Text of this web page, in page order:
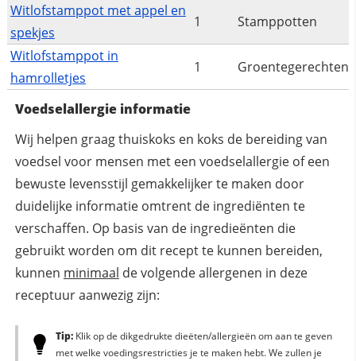
Witlofstamppot met appel en
spekjes
1
Stamppotten
Witlofstamppot in
hamrolletjes
1 Groentegerechten
Voedselallergie informatie
Wij helpen graag thuiskoks en koks de bereiding van
voedsel voor mensen met een voedselallergie of een
bewuste levensstijl gemakkelijker te maken door
duidelijke informatie omtrent de ingrediënten te
verschaffen. Op basis van de ingredieënten die
gebruikt worden om dit recept te kunnen bereiden,
kunnen minimaal de volgende allergenen in deze
receptuur aanwezig zijn:
Tip:Klik op de dikgedrukte dieëten/allergieën om aan te geven
met welke voedingsrestricties je te maken hebt. We zullen je